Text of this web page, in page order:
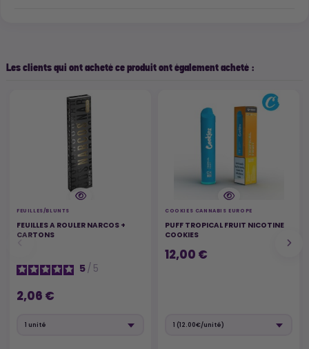
Les clients qui ont acheté ce produit ont également acheté :
FEUILLES/BLUNTS
FEUILLES A ROULER NARCOS +
CARTONS
5/ 5
2,06 €
COOKIES CANNABIS EUROPE
PUFF TROPICAL FRUIT NICOTINE
COOKIES
12,00 €